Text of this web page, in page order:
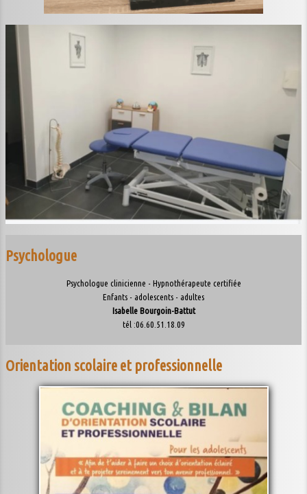
Psychologue
Psychologue clinicienne - Hypnothérapeute certifiée
Enfants - adolescents - adultes
Isabelle Bourgoin-Battut
tél :06.60.51.18.09
Orientation scolaire et professionnelle